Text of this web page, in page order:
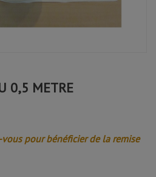
0,5 METRE
pour bénéficier de la remise